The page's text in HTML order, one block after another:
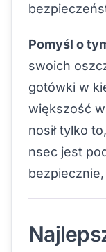
Pomyśl o
swoich
gotówki w
większość
nosił tylko
nsec jest